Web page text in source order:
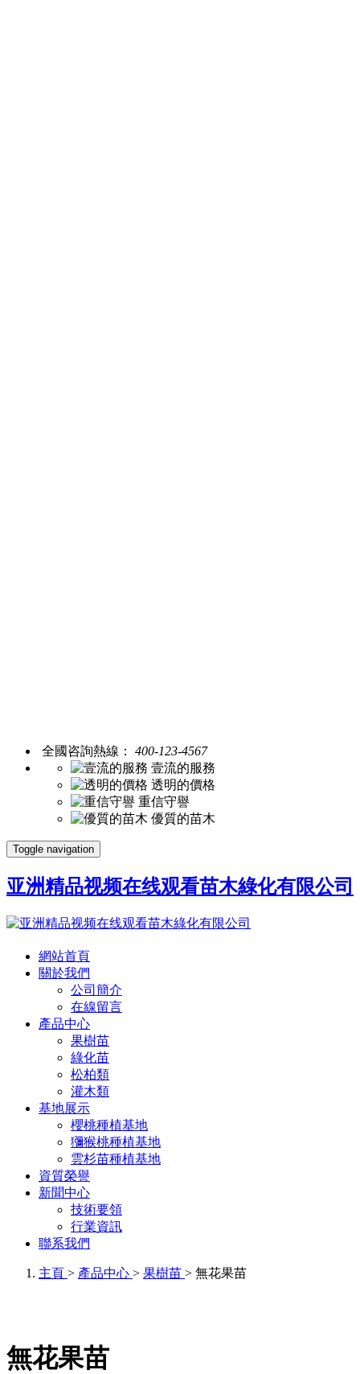
全國咨詢熱線： 400-123-4567
壹流的服務
透明的價格
重信守譽
優質的苗木
Toggle navigation
亚洲精品视频在线观看苗木綠化有限公司
網站首頁
關於我們
公司簡介
在線留言
產品中心
果樹苗
綠化苗
松柏類
灌木類
基地展示
櫻桃種植基地
獼猴桃種植基地
雲杉苗種植基地
資質榮譽
新聞中心
技術要領
行業資訊
聯系我們
主頁 > 產品中心 > 果樹苗 > 無花果苗
無花果苗